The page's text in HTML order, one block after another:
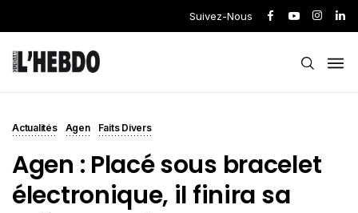
Suivez-Nous
Actualités Agen Faits Divers
Agen : Placé sous bracelet
électronique, il finira sa